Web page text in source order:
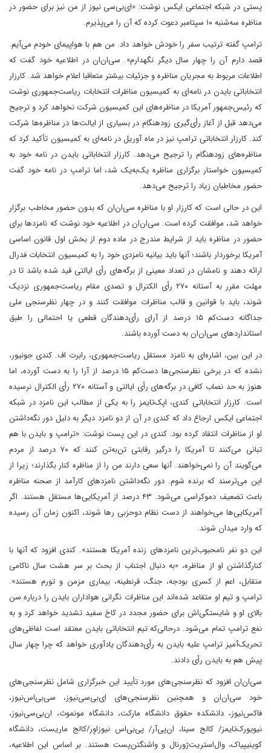
پستی در شبکه اجتماعی ایکس نوشت: «ای‌بی‌سی‌ نیوز از من نیز برای حضور در
مناظره سه‌شنبه ۱۰ سپتامبر دعوت کرده که آن را می‌پذیرم.
ترامپ گفته ترتیب سفر را خودش خواهد داد. من هم با هواپیمای خودم می‌آیم.
قصد دارم آن را چهار سال دیگر نگهدارم». سی‌ان‌ان در اطلاعیه خود گفت که
اطلاعات مربوط به مجریان مناظره و جزئیات بیشتر متعاقبا اعلام خواهد شد. کارزار
انتخاباتی بایدن در نامه‌ای به کمیسیون مناظرات انتخابات ریاست‌جمهوری نوشت
که رئیس‌جمهور آمریکا در مناظره‌های این کمیسیون شرکت نخواهد کرد و ترجیح
می‌دهد قبل از آغاز رأی‌گیری زودهنگام در بسیاری از ایالت‌ها در مناظره‌ها شرکت
کند. کارزار انتخاباتی ترامپ نیز در ماه آوریل در نامه‌ای به کمیسیون تأکید کرد که
مناظره‌های زودهنگام را ترجیح می‌دهد. کارزار انتخاباتی بایدن در نامه خود به
کمیسیون خواستار برگزاری مناظره یک‌به‌یک شد، اما ترامپ در نامه خود گفت
حضور مخاطبان زیاد را ترجیح می‌دهد.
این در حالی است که کارزار او با مناظره سی‌ان‌ان که بدون حضور مخاطب برگزار
خواهد شد، موافقت کرده است. سی‌ان‌ان در اطلاعیه خود نوشت که نامزدها برای
حضور در مناظره باید از شرایط مندرج در ماده دوم از بخش اول قانون اساسی
آمریکا برخوردار باشند؛ آنها باید بیانیه نامزدی خود را به کمیسیون انتخابات فدرال
ارائه دهند و نامشان در تعداد معینی از برگه‌های رأی ایالتی قید شده باشد تا در
مهلت مقرر به آستانه ۲۷۰ رأی الکترال و تصدی مقام ریاست‌جمهوری نزدیک
شوند، ‌باید با قوانین و قالب مناظرات موافقت کنند و در چهار نظرسنجی ملی
جداگانه دست‌کم ۱۵ درصد از آرای رأی‌دهندگان قطعی یا احتمالی را طبق
استانداردهای سی‌ان‌ان به دست آورده باشند.
در این بین، اشاره‌ای به نامزد مستقل ریاست‌جمهوری، رابرت اف. کندی جونیور،
نشده که در برخی نظرسنجی‌ها دست‌کم ۱۵ درصد از آرا را به دست آورده، اما
هنوز به حد نصاب کافی در برگه‌های رأی ایالتی و آستانه ۲۷۰ رأی الکترال نرسیده
است. کارزار انتخاباتی کندی، اپک‌تایمز را به یکی از مطالب این نامزد در شبکه
اجتماعی ایکس ارجاع داد که کندی در آن از دو نامزد دیگر به دلیل دور نگه‌داشتن
او از مناظرات انتقاد کرده بود. کندی در این پست نوشت: «ترامپ و بایدن با هم
تبانی می‌کنند تا آمریکا را درگیر رقابتی تن‌به‌تن کنند که ۷۰ درصد از مردم
می‌گویند آن را نمی‌خواهند. آنها سعی دارند من را از مناظره کنار بگذارند؛ زیرا از
این می‌ترسند که برنده شوم. دور نگه‌داشتن نامزدهای کارآمد از صحنه مناظره
باعث تضعیف دموکراسی می‌شود. ۴۳ درصد از آمریکایی‌ها مستقل هستند. اگر
آمریکایی‌ها می‌خواهند از دست نظام دوحزبی رها شوند، اکنون زمان آن رسیده
که وارد میدان شوند.
این‌ دو نفر نامحبوب‌ترین نامزدهای زنده آمریکا هستند». کندی افزود که آنها با
کنار‌گذاشتن او از مناظره، «به دنبال اجتناب از بحث بر سر هشت سال ناکامی
متقابل، اعم از کسری بودجه، جنگ، قرنطینه، بیماری مزمن و تورم هستند».
ترامپ و تیم او متقاعد شده‌اند ‌این مناظرات نگرانی هواداران بایدن را درباره سن
بالای او و شایستگی‌اش برای حضور مجدد در کاخ سفید‌ تشدید خواهد کرد و به
نفع ترامپ تمام می‌شود. در‌حالی‌که تیم انتخاباتی بایدن معتقد است لفاظی‌های
تحریک‌آمیز ترامپ علیه بایدن به رأی‌دهندگان یادآوری خواهد که چرا چهار سال
پیش هم به بایدن رأی دادند.
سی‌ان‌ان افزود که نظرسنجی‌های مورد تأیید این خبرگزاری شامل نظرسنجی‌های
خود سی‌ان‌ان و همچنین نظرسنجی‌های ای‌بی‌سی‌نیوز، سی‌بی‌اس‌‌نیوز،
فاکس‌نیوز، دانشکده حقوق دانشگاه مارکت، دانشگاه مونموث، ان‌بی‌سی‌نیوز،
نیویورک‌تایمز/ کالج سینا، ان‌پی‌آر/ پی‌بی‌اس نیوزاوِر/کالج ماریست، دانشگاه
کوینیپیاک، وال‌استریت‌ژورنال و واشنگتن‌پست هستند. بر اساس این اطلاعیه،